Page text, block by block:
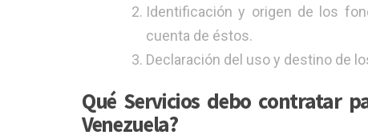
Identificación y origen de los
cuenta de éstos.
Declaración del uso y destino de
Qué Servicios debo contratar
Venezuela?